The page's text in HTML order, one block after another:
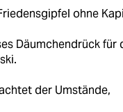
ohne
Däumchendrück für
der Umstände,